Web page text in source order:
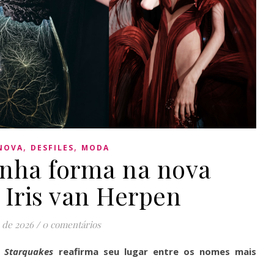
, DESFILES, MODA
forma na nova
van Herpen
2026 / 0 comentários
Starquakes reafirma seu lugar entre os nomes mais